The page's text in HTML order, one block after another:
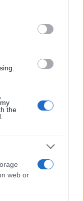
party tags to
in below Google
the
web or